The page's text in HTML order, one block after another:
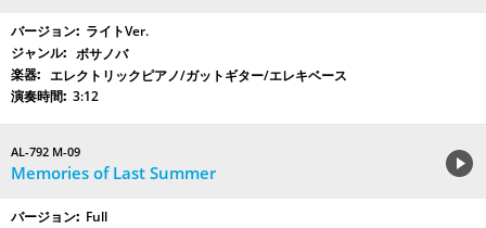
ライトVer.
ボサノバ
エレクトリックピアノ/ガットギター/エレキベース
3:12
AL-792 M-09
Memories of Last Summer
Full